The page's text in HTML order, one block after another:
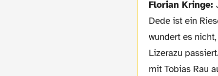
Florian Kringe:
Dede ist ein
wundert es
Lizerazu
mit Tobias Rau